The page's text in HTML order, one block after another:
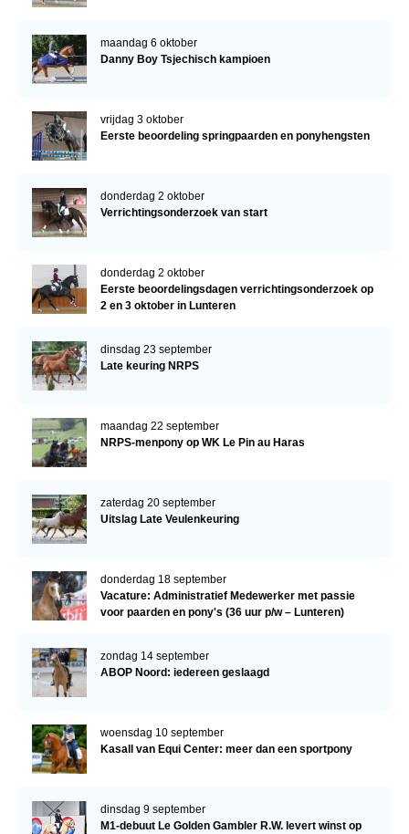
maandag 6 oktober
Danny Boy Tsjechisch kampioen
vrijdag 3 oktober
Eerste beoordeling springpaarden en ponyhengsten
donderdag 2 oktober
Verrichtingsonderzoek van start
donderdag 2 oktober
Eerste beoordelingsdagen verrichtingsonderzoek op
2 en 3 oktober in Lunteren
dinsdag 23 september
Late keuring NRPS
maandag 22 september
NRPS-menpony op WK Le Pin au Haras
zaterdag 20 september
Uitslag Late Veulenkeuring
donderdag 18 september
Vacature: Administratief Medewerker met passie
voor paarden en pony's (36 uur p/w – Lunteren)
zondag 14 september
ABOP Noord: iedereen geslaagd
woensdag 10 september
Kasall van Equi Center: meer dan een sportpony
dinsdag 9 september
M1-debuut Le Golden Gambler R.W. levert winst op